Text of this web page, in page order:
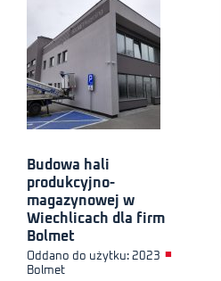
Budowa hali
produkcyjno-
magazynowej w
Wiechlicach dla firm
Bolmet
Oddano do użytku: 2023 ■
Bolmet